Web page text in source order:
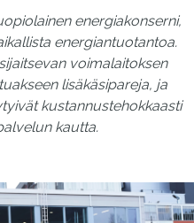
energiakonserni,
energiantuotantoa.
voimalaitoksen
lisäkäsipareja, ja
kustannustehokkaasti
kautta.